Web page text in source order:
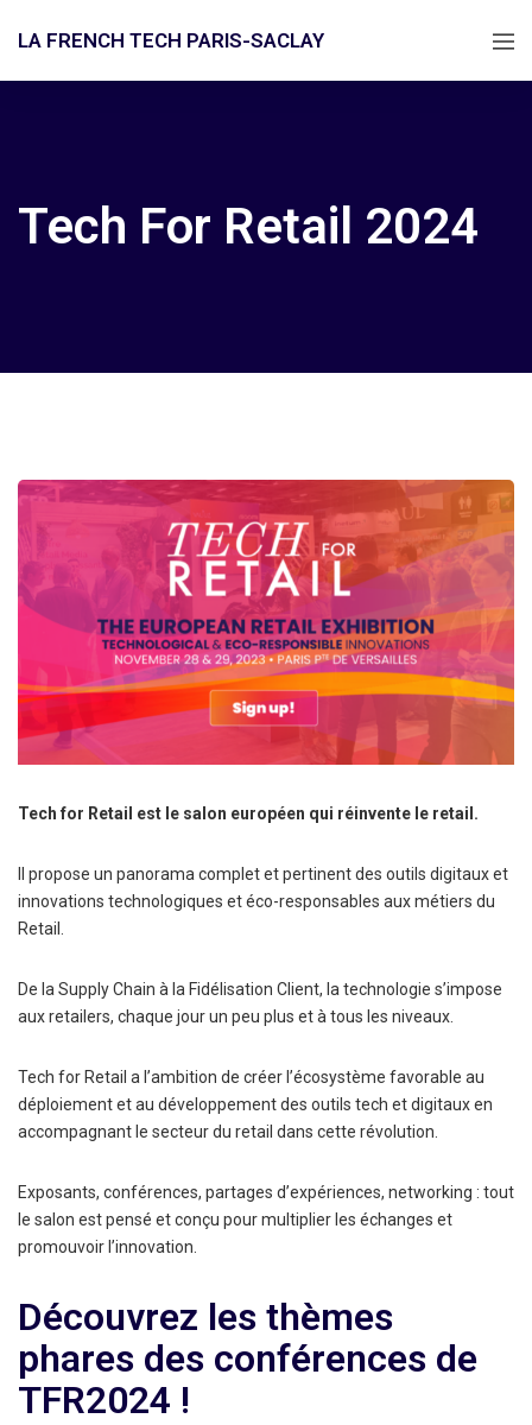
LA FRENCH TECH PARIS-SACLAY
Tech For Retail 2024
Tech for Retail est le salon européen qui réinvente le retail.
Il propose un panorama complet et pertinent des outils digitaux et
innovations technologiques et éco-responsables aux métiers du
Retail.
De la Supply Chain à la Fidélisation Client, la technologie s’impose
aux retailers, chaque jour un peu plus et à tous les niveaux.
Tech for Retail a l’ambition de créer l’écosystème favorable au
déploiement et au développement des outils tech et digitaux en
accompagnant le secteur du retail dans cette révolution.
Exposants, conférences, partages d’expériences, networking : tout
le salon est pensé et conçu pour multiplier les échanges et
promouvoir l’innovation.
Découvrez les thèmes
phares des conférences de
TFR2024 !